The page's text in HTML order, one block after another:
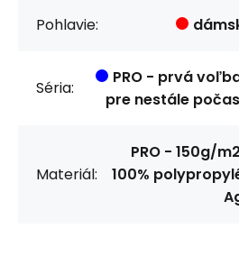
Pohlavie:
Séria:
PRO - prvá
pre nestále
Materiál:
PRO - 150g/
100%